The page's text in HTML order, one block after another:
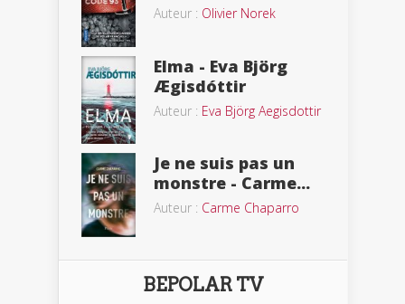
Auteur : Olivier Norek
Elma - Eva Björg
Ægisdóttir
Auteur : Eva Björg Aegisdottir
Je ne suis pas un
monstre - Carme...
Auteur : Carme Chaparro
BEPOLAR TV